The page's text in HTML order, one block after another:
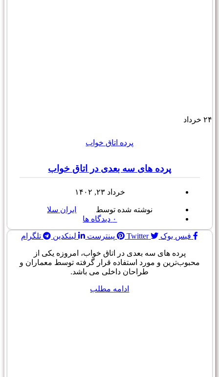
۲۴ خرداد
پرده اتاق خواب
پرده های سه بعدی در اتاق خواب
خرداد ۲۳, ۱۴۰۲
نوشته شده توسط
ایران سلا
۰ دیدگاه ها
فیس بوک Twitter پینترست لینکدین تلگرام
پرده های سه بعدی در اتاق خواب، امروزه یکی از
محبوب‌ترین و مورد استفاده قرار گرفته توسط معماران و
طراحان داخلی می باشد.
ادامه مطلب